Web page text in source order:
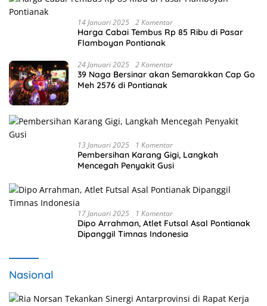
14 Januari 2025 2 Komentar
Harga Cabai Tembus Rp 85 Ribu di Pasar
Flamboyan Pontianak
24 Januari 2025 2 Komentar
39 Naga Bersinar akan Semarakkan Cap Go
Meh 2576 di Pontianak
13 Januari 2025 1 Komentar
Pembersihan Karang Gigi, Langkah
Mencegah Penyakit Gusi
17 Januari 2025 1 Komentar
Dipo Arrahman, Atlet Futsal Asal Pontianak
Dipanggil Timnas Indonesia
Nasional